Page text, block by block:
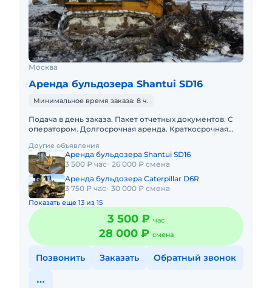
Москва
Аренда бульдозера Shantui SD16
Минимальное время заказа: 8 ч.
Подача в день заказа. Пакет отчетных документов. С
оператором. Долгосрочная аренда. Краткосрочная
бульдозера с оп
Другие объявления
Аренда бульдозера Shantui SD16
3 500 ₽ час 26 000 ₽ смена
Аренда бульдозера Caterpillar D6R
3 750 ₽ час 30 000 ₽ смена
Показать еще 13 из 15
3 500 ₽ час
28 000 ₽ смена
Позвонить Заказать Обратный звонок